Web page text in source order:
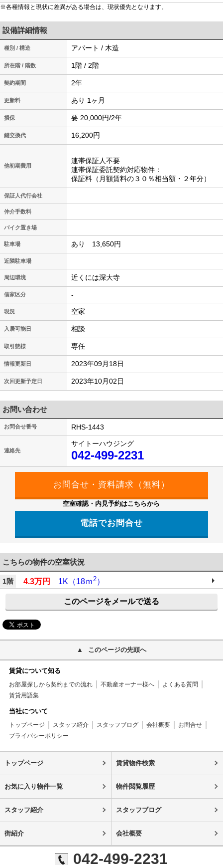
※各種情報と現状に差異がある場合は、現状優先となります。
設備詳細情報
種別 / 構造 アパート / 木造
所在階 / 階数 1階 / 2階
契約期間 2年
更新料 あり 1ヶ月
損保 要 20,000円/2年
鍵交換代 16,200円
他初期費用
連帯保証人不要
連帯保証委託契約対応物件：
保証料（月額賃料の３０％相当額・２年分）
保証人代行会社
仲介手数料
バイク置き場
駐車場 あり 13,650円
近隣駐車場
周辺環境 近くには深大寺
借家区分 -
現況 空家
入居可能日 相談
取引態様 専任
情報更新日 2023年09月18日
次回更新予定日 2023年10月02日
お問い合わせ
お問合せ番号 RHS-1443
連絡先
サイトーハウジング
042-499-2231
空室確認・内見予約はこちらから
電話でお問合せ
こちらの物件の空室状況
1階 4.3万円 1K（18ｍ 2）
このページをメールで送る
このページの先頭へ
賃貸について知る
お部屋探しから契約までの流れ 不動産オーナー様へ
よくある質問
賃貸用語集
当社について
トップページ スタッフ紹介 スタッフブログ 会社概要
お問合せ
プライバシーポリシー
トップページ 賃貸物件検索
お気に入り物件一覧 物件閲覧履歴
スタッフ紹介 スタッフブログ
街紹介 会社概要
042-499-2231